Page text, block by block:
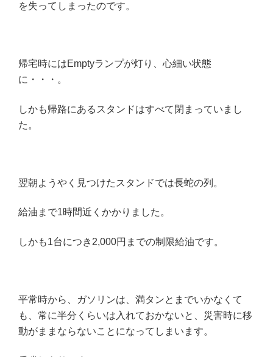
を失ってしまったのです。
帰宅時にはEmptyランプが灯り、心細い状態
に・・・。
しかも帰路にあるスタンドはすべて閉まっていまし
た。
翌朝ようやく見つけたスタンドでは長蛇の列。
給油まで1時間近くかかりました。
しかも1台につき2,000円までの制限給油です。
平常時から、ガソリンは、満タンとまでいかなくて
も、常に半分くらいは入れておかないと、災害時に移
動がままならないことになってしまいます。